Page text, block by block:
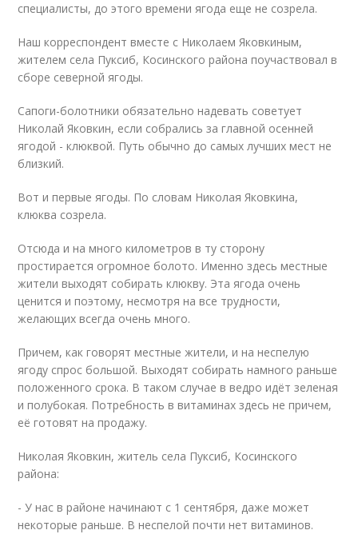
специалисты, до этого времени ягода еще не созрела.
Наш корреспондент вместе с Николаем Яковкиным,
жителем села Пуксиб, Косинского района поучаствовал в
сборе северной ягоды.
Сапоги-болотники обязательно надевать советует
Николай Яковкин, если собрались за главной осенней
ягодой - клюквой. Путь обычно до самых лучших мест не
близкий.
Вот и первые ягоды. По словам Николая Яковкина,
клюква созрела.
Отсюда и на много километров в ту сторону
простирается огромное болото. Именно здесь местные
жители выходят собирать клюкву. Эта ягода очень
ценится и поэтому, несмотря на все трудности,
желающих всегда очень много.
Причем, как говорят местные жители, и на неспелую
ягоду спрос большой. Выходят собирать намного раньше
положенного срока. В таком случае в ведро идёт зеленая
и полубокая. Потребность в витаминах здесь не причем,
её готовят на продажу.
Николая Яковкин, житель села Пуксиб, Косинского
района:
- У нас в районе начинают с 1 сентября, даже может
некоторые раньше. В неспелой почти нет витаминов.